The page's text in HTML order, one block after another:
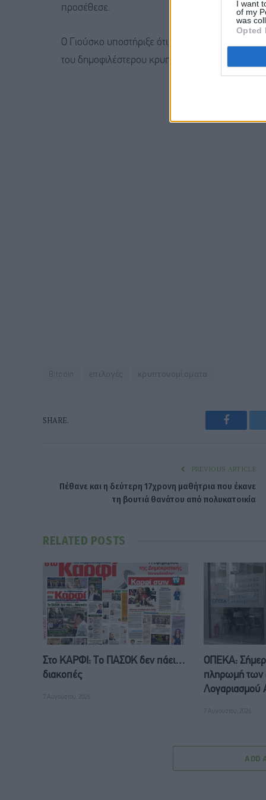
I want
of my
was
Opted
προσέθεσε.
Ο Γιούσκο υποστήριξε ότι η αγορά έχει ήδη
του δημοφιλέστερου κρυπτονομίσματος του
επιλογές κρυπτονομίσματα
SHARE.
PREVIOUS ARTICLE
Πέθανε και η δεύτερη 17χρονη μαθήτρια που έκανε
τη βουτιά θανάτου από πολυκατοικία
RELATED POSTS
Στο ΚΑΡΦΙ: Το ΠΑΣΟΚ δεν πάει…
διακοπές
7 Αυγούστου, 2026
ΟΠΕΚΑ:
πληρωμή των
Λογαριασμού
7 Αυγούστου, 2026
ADD